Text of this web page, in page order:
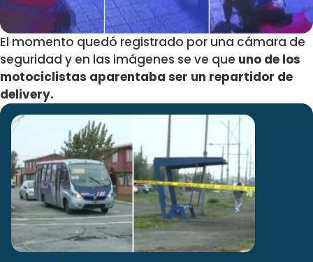
El momento quedó registrado por una cámara de
seguridad y en las imágenes se ve que uno de los
motociclistas aparentaba ser un repartidor de
delivery.